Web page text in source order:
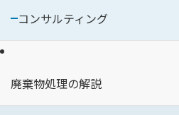
コンサルティング
廃棄物処理の解説